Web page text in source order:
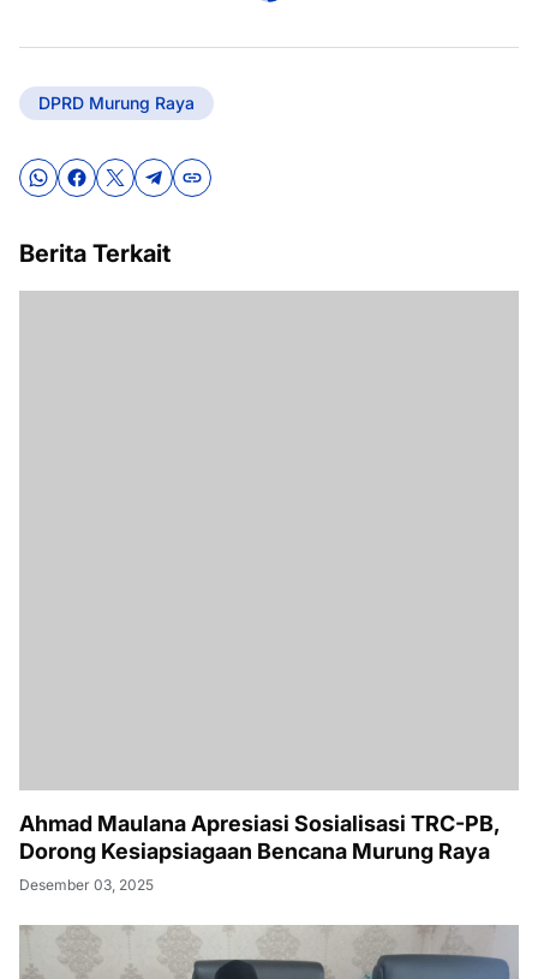
DPRD Murung Raya
Berita Terkait
Imanudin Apresiasi Pelatihan Anyaman Rotan,